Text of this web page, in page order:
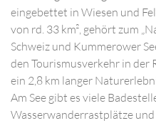
eingebettet in Wiesen und
von rd. 33 km², gehört zum
Schweiz und Kummerower
den Tourismusverkehr in
ein 2,8 km langer
Am See gibt es viele
Wasserwanderrastplätze